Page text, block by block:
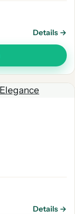
Details →
Details →